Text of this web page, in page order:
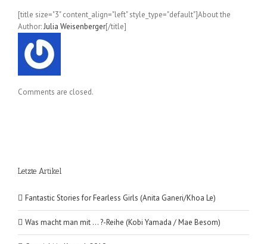
[title size="3" content_align="left" style_type="default"]About the
Author:Julia Weisenberger[/title]
Comments are closed.
Letzte Artikel
Fantastic Stories for Fearless Girls (Anita Ganeri/Khoa Le)
Was macht man mit … ?-Reihe (Kobi Yamada / Mae Besom)